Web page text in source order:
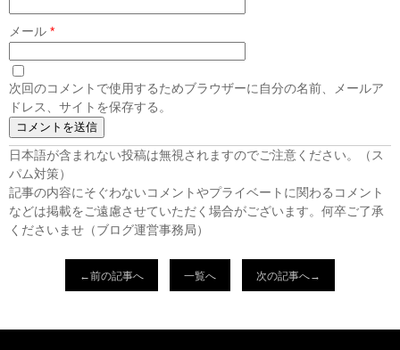
メール *
次回のコメントで使用するためブラウザーに自分の名前、メールア
ドレス、サイトを保存する。
日本語が含まれない投稿は無視されますのでご注意ください。（ス
パム対策）
記事の内容にそぐわないコメントやプライベートに関わるコメント
などは掲載をご遠慮させていただく場合がございます。何卒ご了承
くださいませ（ブログ運営事務局）
←前の記事へ 一覧へ 次の記事へ→